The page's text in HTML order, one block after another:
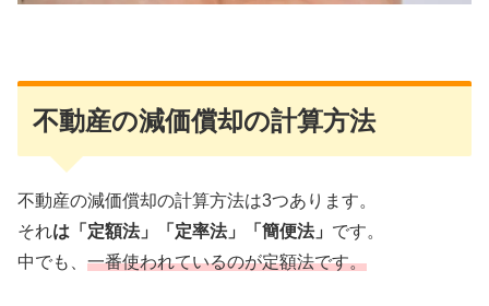
不動産の減価償却の計算方法
不動産の減価償却の計算方法は3つあります。
それは「定額法」「定率法」「簡便法」 です。
中でも、 一番使われているのが定額法です。